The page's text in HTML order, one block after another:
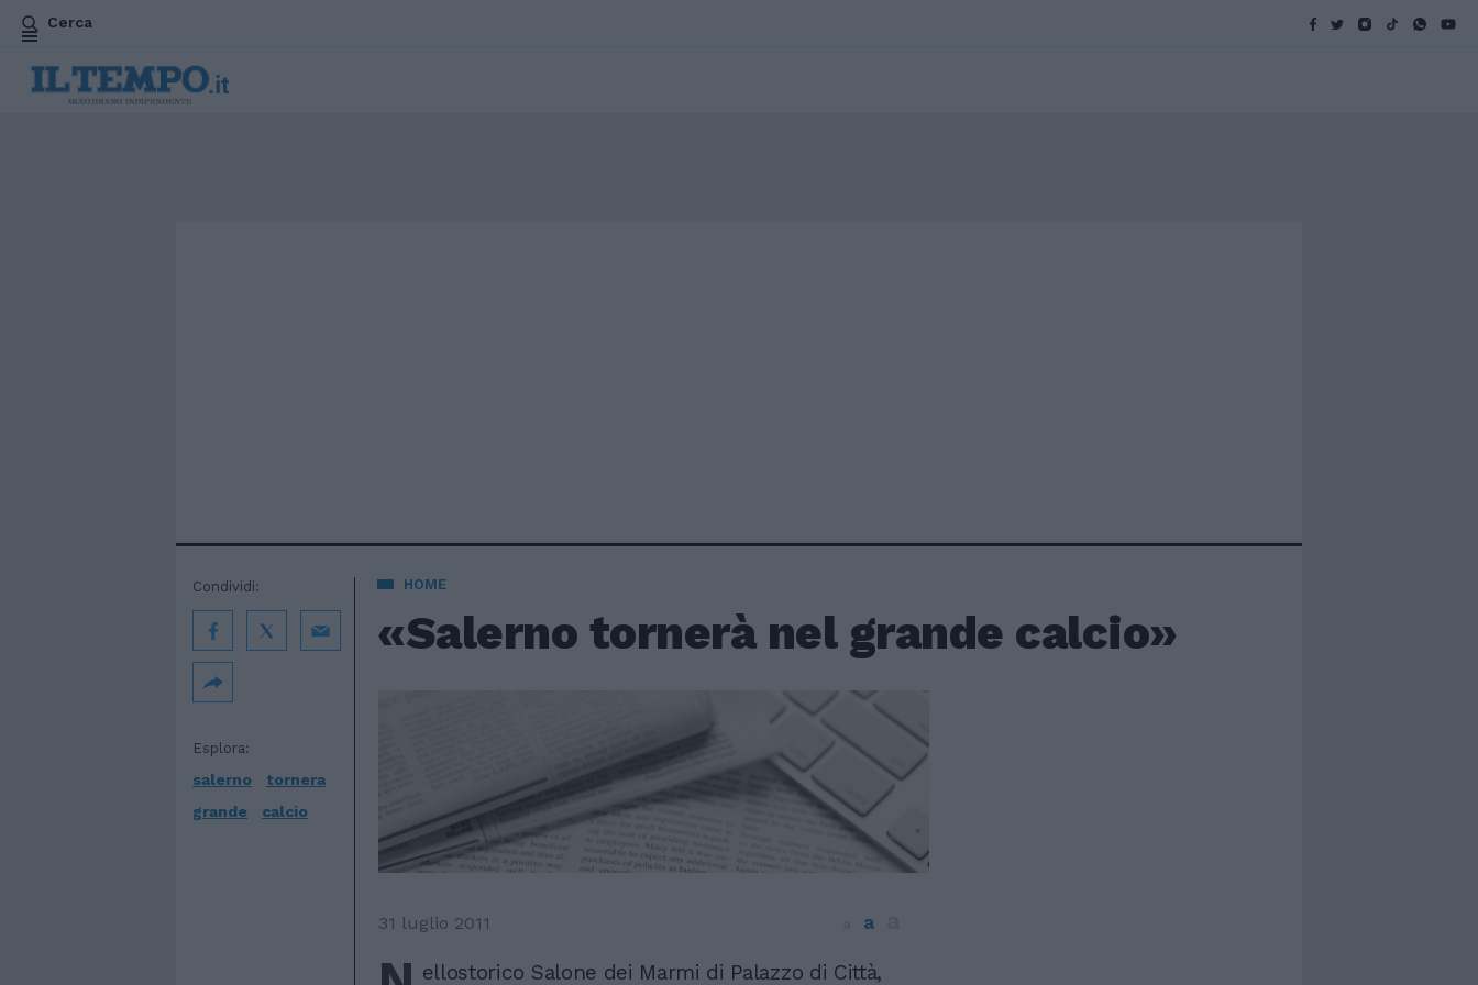
Cerca
HOME
«Salerno tornerà nel grande calcio»
Esplora:
salerno
tornera
grande
calcio
Condividi:
31 luglio 2011 a
ellostorico Salone dei Marmi di Palazzo di Città,